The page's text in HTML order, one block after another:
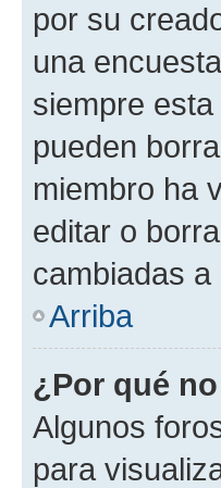
por su
una
siempre
pueden
miembro ha
editar o
cambiadas
Arriba
¿Por qué
Algunos
para